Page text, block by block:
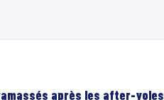
après les after-yoles